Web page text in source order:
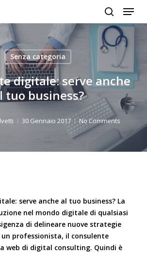
search
Menu
Senza categoria
digitale: serve anche
tuo business?
30 Gennaio 2017 No Comments
serve anche al tuo business? La
nel mondo digitale di qualsiasi
di delineare nuove strategie
un professionista, il consulente
web di digital consulting. Quindi è
Close
Menu